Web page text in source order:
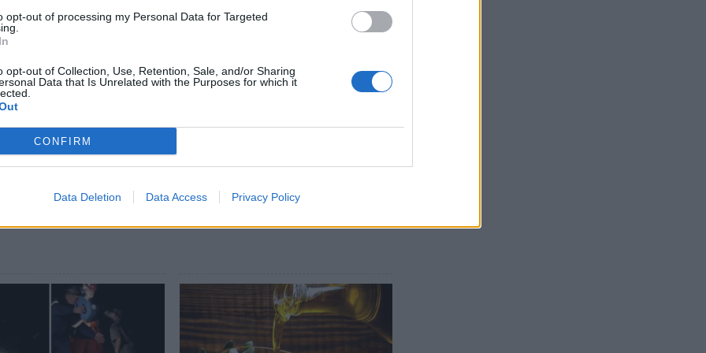
opt-out of processing my Personal Data for Targeted
opt-out of Collection, Use, Retention, Sale, and/or Sharing
Data that Is Unrelated with the Purposes for which it
CONFIRM
Data Deletion Data Access Privacy Policy
αγροτική πολιτική στην χώρα
και μάθετε πρώτοι